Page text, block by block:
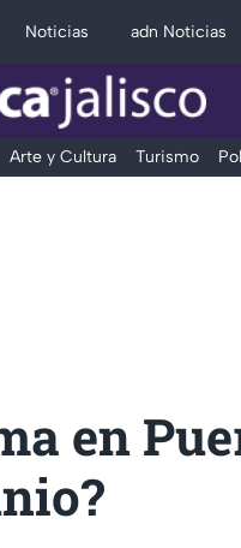
Noticias adn Noticias
Arte y Cultura Turismo
en